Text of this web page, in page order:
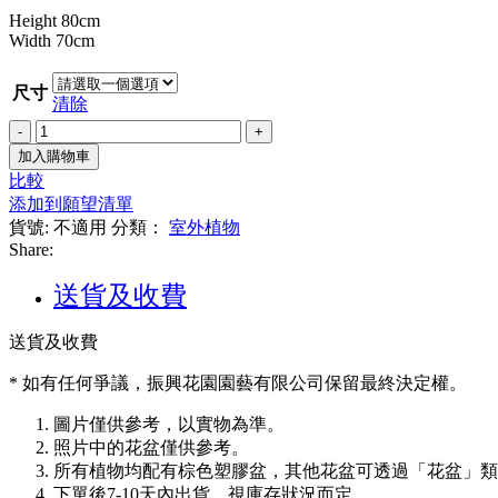
Height 80cm
Width 70cm
尺寸
清除
四
季
茶
(單
托)
數
加入購物車
比較
添加到願望清單
貨號: 不適用 分類：
室外植物
Share:
送貨及收費
送貨及收費
* 如有任何爭議，振興花園園藝有限公司保留最終決定權。
圖片僅供參考，以實物為準。
照片中的花盆僅供參考。
所有植物均配有棕色塑膠盆，其他花盆可透過「花盆」
下單後7-10天內出貨，視庫存狀況而定。